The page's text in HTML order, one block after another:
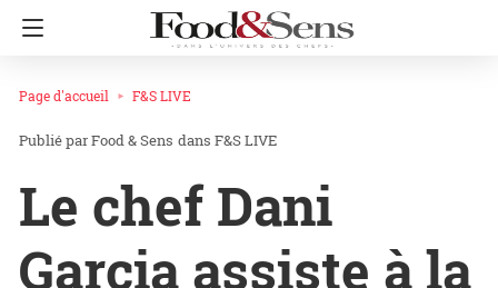
Page d'accueil F&S LIVE
Food & Sens dans F&S LIVE
Le chef Dani
Garcia assiste à la